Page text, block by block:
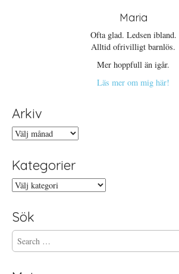
Maria
Ofta glad. Ledsen ibland.
Alltid ofrivilligt barnlös.
Mer hoppfull än igår.
Läs mer om mig här!
Arkiv
Arkiv
Kategorier
Kategorier
Sök
S
e
r